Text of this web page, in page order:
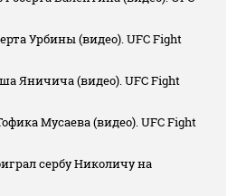
Урбины (видео). UFC Fight
Яничича (видео). UFC Fight
Мусаева (видео). UFC Fight
сербу Николичу на